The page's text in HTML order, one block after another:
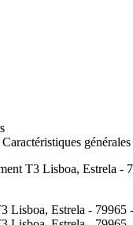
Caractéristiques générales